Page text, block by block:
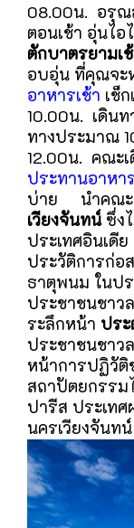
08.00น. อรุณ
ตอนเช้า อุ่นไ
ตักบาตรยามเ
อบอุ่น ที่คุณจะ
อาหารเช้า เช็
10.00น. เดินท
ทางประมาณ
12.00น. คณะเ
ประทานอาห
บ่าย นำคณะ
เวียงจันทน์ซึ่ง
ประเทศอินเดี
ประวัติการก่อ
ธาตุพนม ในป
ประชาชนชาว
ระลึกหน้า ปร
ประชาชนชาว
หน้าการปฏิวั
สถาปัตยกรรม
ปารีส ประเท
นครเวียงจันทน์